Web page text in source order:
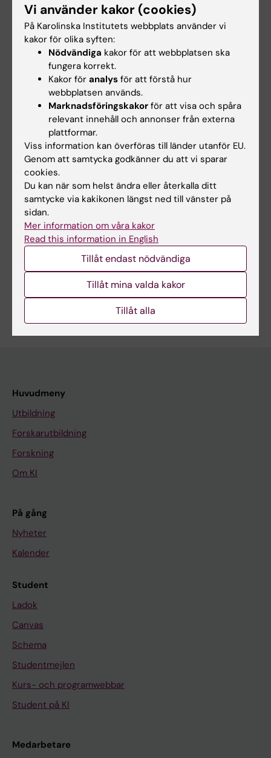
Finansiering
Lars Bindslevs Minnesfond och European
Society of Intensive Care Medicine (ESICM)
Clinical Research Award 2018
Hade du nytta av informationen på denna sida?
Yes
No
Innehållsgranskare:
Jonathan Grip
Redaktör:Åsa Catapano
Sidan uppdaterad:
2026-07-07
Huvudmeny
Utbildning
Forskarutbildning
Forskning
Om KI
På gång
Nyheter
Kalender
Student
Ladok
Canvas
Schema
Studentmejlen
Kurs- och programwebbar
Student på KI
Medarbetare
Vi använder kakor (cookies)
På Karolinska Institutets webbplats använder vi
kakor för olika syften:
Nödvändiga kakor för att webbplatsen ska
fungera korrekt.
Kakor för analys för att förstå hur
webbplatsen används.
Marknadsföringskakor för att visa och spåra
relevant innehåll och annonser från externa
plattformar.
Viss information kan överföras till länder utanför EU.
Genom att samtycka godkänner du att vi sparar
cookies.
Du kan när som helst ändra eller återkalla ditt
samtycke via kakikonen längst ned till vänster på
sidan.
Mer information om våra kakor
Read this information in English
Tillåt endast nödvändiga
Tillåt mina valda kakor
Tillåt alla